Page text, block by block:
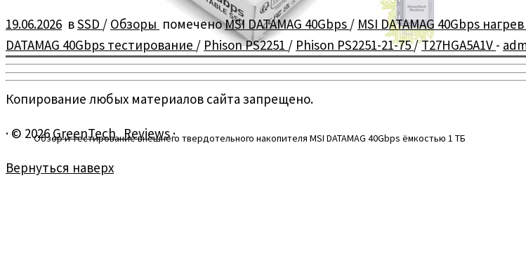
Обзор и тестирование внешнего твердотельного накопителя MSI DATAMAG 40Gbps ёмкостью 1 ТБ
19.06.2026 вSSD / Обзоры помеченоMSI DATAMAG 40Gbps / MSI DATAMAG 40Gbps нагрев
DATAMAG 40Gbps тестирование / Phison PS2251 / Phison PS2251-21-75/T27HGA5A1V -
Копирование любых материалов сайта запрещено.
· © 2026GreenTech_Reviews·
Вернуться наверх